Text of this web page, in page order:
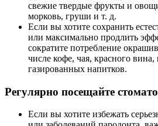
свежие твердые фрукты и
морковь, груши и т. д.
Если вы хотите сохранить
или максимально продлить
сократите потребление
числе кофе, чая, красного
газированных напитков.
Регулярно посещайте
Если вы хотите избежать